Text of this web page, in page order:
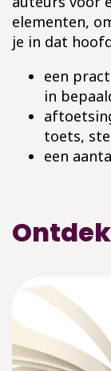
elementen,
je in dat
een
in
toets,
een